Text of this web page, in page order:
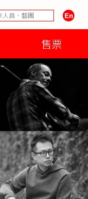
售票